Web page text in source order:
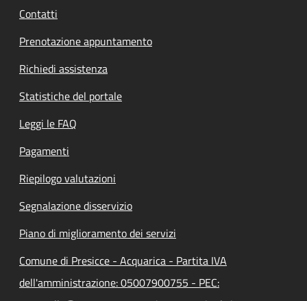
Contatti
Prenotazione appuntamento
Richiedi assistenza
Statistiche del portale
Leggi le FAQ
Pagamenti
Riepilogo valutazioni
Segnalazione disservizio
Piano di miglioramento dei servizi
Comune di Presicce - Acquarica - Partita IVA
dell'amministrazione: 05007900755 - PEC: